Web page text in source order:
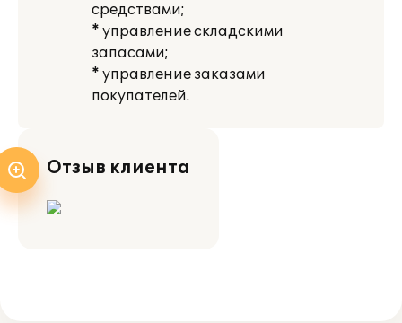
средствами;
* управление складскими
запасами;
* управление заказами
покупателей.
Отзыв клиента